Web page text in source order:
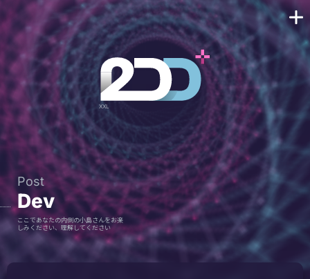
Post
Dev
ここであなたの内側の小島さんをお楽
しみください、理解してください